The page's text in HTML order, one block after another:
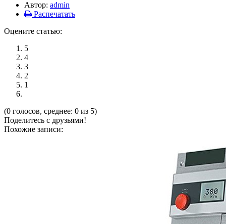
Автор: admin
Распечатать
Оцените статью:
5
4
3
2
1
(0 голосов, среднее: 0 из 5)
Поделитесь с друзьями!
Похожие записи: